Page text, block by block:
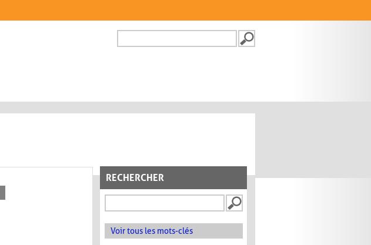
FORMULAIRE DE
RECHERCHER
Voir tous les mots-clés